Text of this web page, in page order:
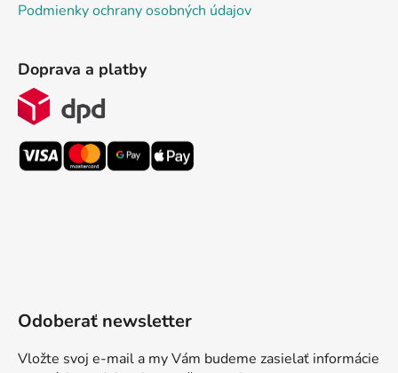
Podmienky ochrany osobných údajov
Doprava a platby
Odoberať newsletter
Vložte svoj e-mail a my Vám budeme zasielať informácie